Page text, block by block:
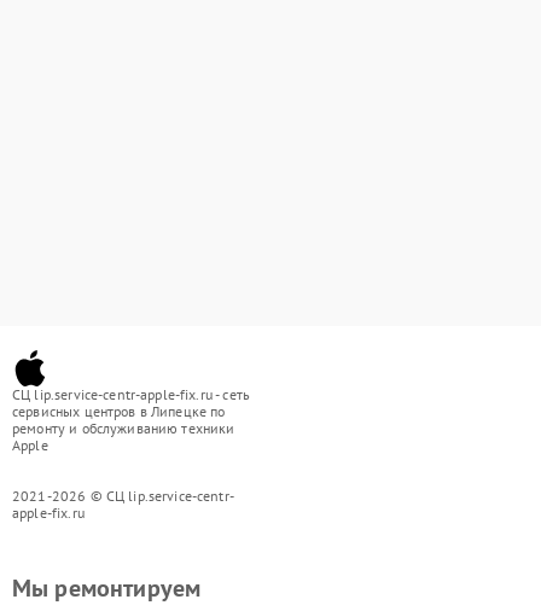
СЦ lip.service-centr-apple-fix.ru - сеть
сервисных центров в Липецке по
ремонту и обслуживанию техники
Apple
2021-2026 © СЦ lip.service-centr-
apple-fix.ru
Мы ремонтируем